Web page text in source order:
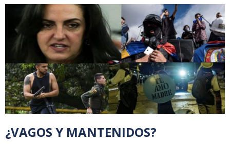
¿VAGOS Y MANTENIDOS?